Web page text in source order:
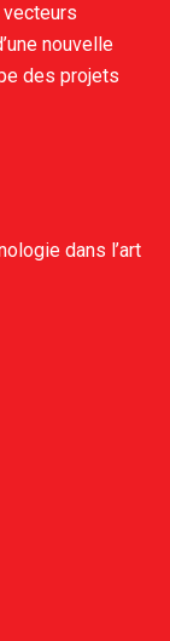
nouvelle
des projets
dans l’art